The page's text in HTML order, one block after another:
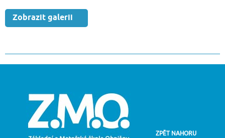
Zobrazit galerii
ZPĚT NAHORU